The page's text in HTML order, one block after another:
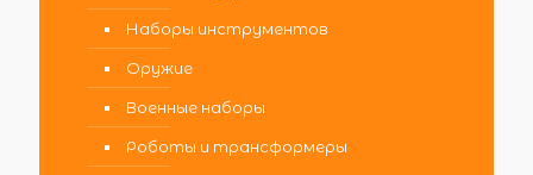
Наборы инструментов
Оружие
Военные наборы
Роботы и трансформеры